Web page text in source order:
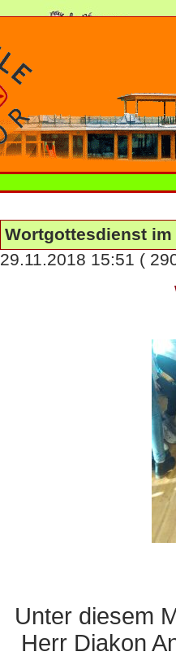
Wortgottesdienst im
29.11.2018 15:51 (
Unter diesem
Herr Diakon